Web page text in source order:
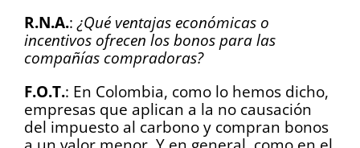
R.N.A.: ¿Qué ventajas económicas o
incentivos ofrecen los bonos para las
compañías compradoras?
F.O.T.: En Colombia, como lo hemos dicho,
empresas que aplican a la no causación
del impuesto al carbono y compran bonos